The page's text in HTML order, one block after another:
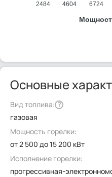
2484 4604 6724
Основные
Вид топлива: ?
газовая
Мощность горелки:
от 2 500 до 15 200 кВт
Исполнение горелки:
прогрессивная-